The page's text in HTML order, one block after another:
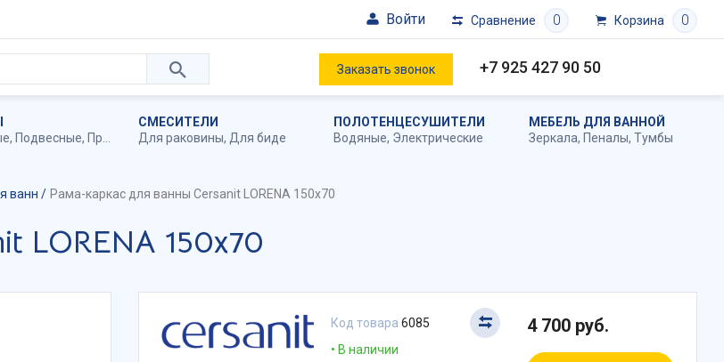
Войти Сравнение 0 Корзина 0
Заказать звонок +7 925 427 90 50
, Подвесные, Приставные
СМЕСИТЕЛИ
Для раковины, Для биде
ПОЛОТЕНЦЕСУШИТЕЛИ
Водяные, Электрические
МЕБЕЛЬ ДЛЯ ВАННОЙ
Зеркала, Пеналы, Тумбы
ванн Рама-каркас для ванны Cersanit LORENA 150х70
LORENA 150х70
Код товара 6085
В наличии
4 700 руб.